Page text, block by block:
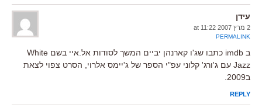
עידן
2 מרץ 2007 at 11:22
PERMALINK
ב imdb כתבו שג'ו קארנהן יביים המשך לסודות אל.איי בשם White
Jazz עם ג'ורג' קלוני עפ"י הספר של ג'יימס אלרוי, הסרט צפוי לצאת
ב2009.
REPLY